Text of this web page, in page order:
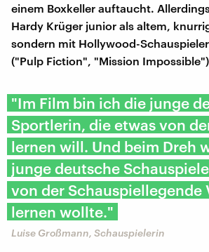
einem Boxkeller auftaucht.
Hardy Krüger junior als altem,
sondern mit Hollywood-
("Pulp Fiction", "Mission
"Im Film bin ich die junge
Sportlerin, die etwas von
lernen will. Und beim Dreh
junge deutsche
von der Schauspiellegende
lernen wollte."
Luise Großmann, Schauspielerin